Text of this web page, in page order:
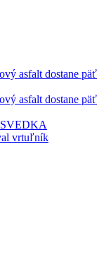
asfalt dostane päť
asfalt dostane päť
vrtuľník